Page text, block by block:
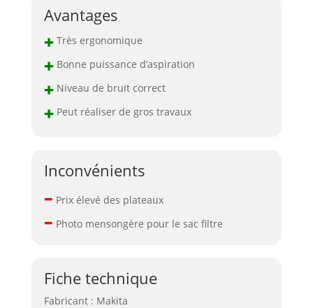
Avantages
+Très ergonomique
+Bonne puissance d’aspiration
+Niveau de bruit correct
+Peut réaliser de gros travaux
Inconvénients
– Prix élevé des plateaux
– Photo mensongère pour le sac filtre
Fiche technique
Fabricant : Makita